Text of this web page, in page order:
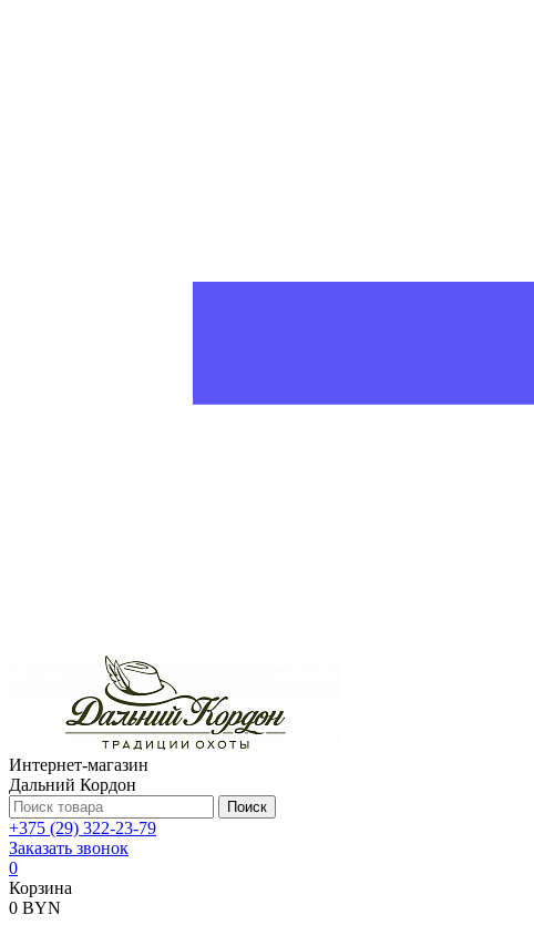
Интернет-магазин
Дальний Кордон
Поиск
+375 (29) 322-23-79
Заказать звонок
0
Корзина
0 BYN